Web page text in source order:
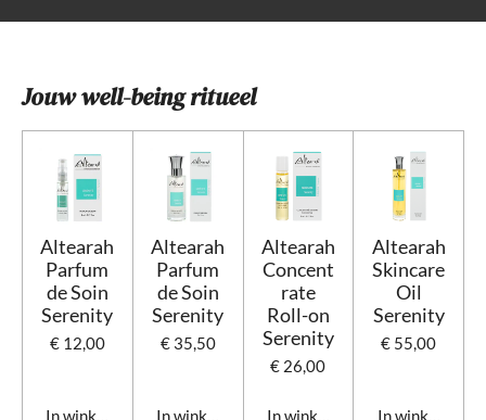
Jouw well-being ritueel
Altearah
Parfum
de Soin
Serenity
€ 12,00
In winkelwagen
Altearah
Parfum
de Soin
Serenity
€ 35,50
In winkelwagen
Altearah
Concent
rate
Roll-on
Serenity
€ 26,00
In winkelwagen
Altearah
Skincare
Oil
Serenity
€ 55,00
In